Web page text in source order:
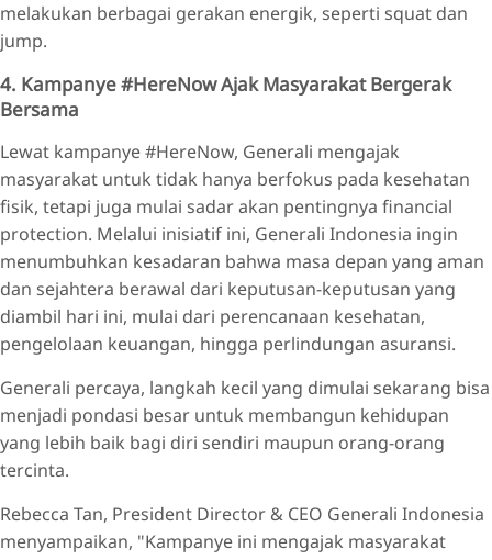
melakukan berbagai gerakan energik, seperti squat dan
jump.
4. Kampanye #HereNow Ajak Masyarakat Bergerak
Bersama
Lewat kampanye #HereNow, Generali mengajak
masyarakat untuk tidak hanya berfokus pada kesehatan
fisik, tetapi juga mulai sadar akan pentingnya financial
protection. Melalui inisiatif ini, Generali Indonesia ingin
menumbuhkan kesadaran bahwa masa depan yang aman
dan sejahtera berawal dari keputusan-keputusan yang
diambil hari ini, mulai dari perencanaan kesehatan,
pengelolaan keuangan, hingga perlindungan asuransi.
Generali percaya, langkah kecil yang dimulai sekarang bisa
menjadi pondasi besar untuk membangun kehidupan
yang lebih baik bagi diri sendiri maupun orang-orang
tercinta.
Rebecca Tan, President Director & CEO Generali Indonesia
menyampaikan, "Kampanye ini mengajak masyarakat